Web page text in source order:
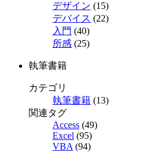
デザイン (15)
デバイス (22)
入門 (40)
所感 (25)
執筆書籍
カテゴリ
執筆書籍 (13)
関連タグ
Access (49)
Excel (95)
VBA (94)